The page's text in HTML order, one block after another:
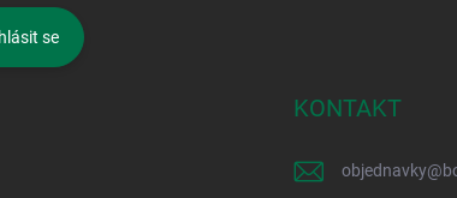
se
KONTAKT
objednavky@